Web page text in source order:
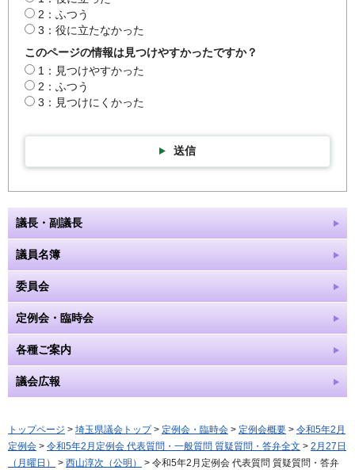
2：ふつう
3：役に立たなかった
このページの情報は見つけやすかったですか？
1：見つけやすかった
2：ふつう
3：見つけにくかった
送信
議長・副議長
議員名簿
委員会
定例会・臨時会
各種ご案内
議会広報
トップページ > 埼玉県議会トップ> 定例会・臨時会 > 定例会概要 > 令和5年2月
定例会 > 令和5年2月定例会 代表質問・一般質問 質疑質問・答弁全文 > 2月27日
（月曜日）
> 西山淳次（公明）
> 令和5年2月定例会 代表質問 質疑質問・答弁